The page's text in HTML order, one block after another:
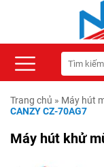
Trang chủ » Máy hút
CANZY CZ-70AG7
Máy hút khử